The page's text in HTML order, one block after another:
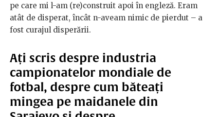
pe care mi l-am (re)construit apoi în engleză. Eram
atât de disperat, încât n-aveam nimic de pierdut – a
fost curajul disperării.
Ați scris despre industria
campionatelor mondiale de
fotbal, despre cum băteați
mingea pe maidanele din